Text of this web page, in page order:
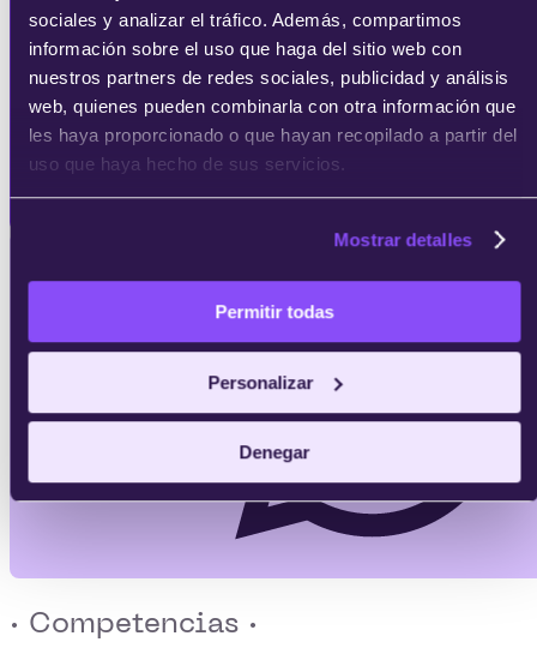
sociales y analizar el tráfico. Además, compartimos
información sobre el uso que haga del sitio web con
nuestros partners de redes sociales, publicidad y análisis
web, quienes pueden combinarla con otra información que
les haya proporcionado o que hayan recopilado a partir del
uso que haya hecho de sus servicios.
Mostrar detalles
Permitir todas
Personalizar
Denegar
Solicita
información
WhatsApp
· Competencias ·